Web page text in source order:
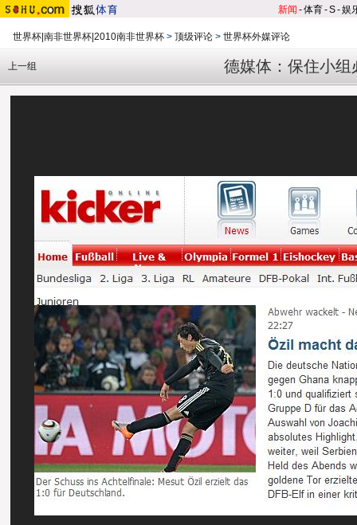
新闻 -体育-S-娱
世界杯|南非世界杯|2010南非世界杯 > 顶级评论 > 世界杯外媒评论
德媒体：保住小
上一组